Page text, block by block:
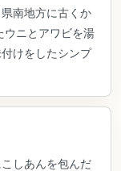
南地方に古くか
ウニとアワビを湯
けをしたシンプ
しあんを包んだ